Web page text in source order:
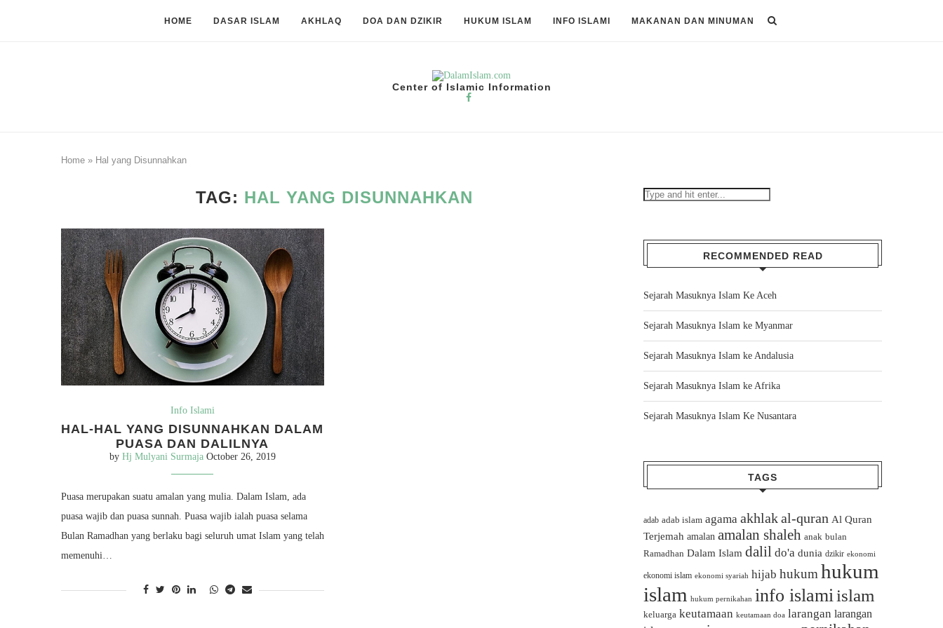
HOME DASAR ISLAM AKHLAQ DOA DAN DZIKIR HUKUM ISLAM INFO ISLAMI MAKANAN DAN MINUMAN
Center of Islamic Information
Home » Hal yang Disunnahkan
TAG: HAL YANG DISUNNAHKAN
Info Islami
HAL-HAL YANG DISUNNAHKAN DALAM
PUASA DAN DALILNYA
by Hj Mulyani Surmaja October 26, 2019
Puasa merupakan suatu amalan yang mulia. Dalam Islam, ada
puasa wajib dan puasa sunnah. Puasa wajib ialah puasa selama
Bulan Ramadhan yang berlaku bagi seluruh umat Islam yang telah
memenuhi…
RECOMMENDED READ
Sejarah Masuknya Islam Ke Aceh
Sejarah Masuknya Islam ke Myanmar
Sejarah Masuknya Islam ke Andalusia
Sejarah Masuknya Islam ke Afrika
Sejarah Masuknya Islam Ke Nusantara
TAGS
adab adab islam agama akhlakal-quran Al Quran
Terjemah amalan amalan shaleh anak bulan
Ramadhan Dalam Islam dalil do'a dunia dzikir ekonomi
ekonomi islam ekonomi syariah hijab hukum hukum
islam hukum pernikahan info islamiislam
keluarga keutamaan keutamaan doa larangan larangan